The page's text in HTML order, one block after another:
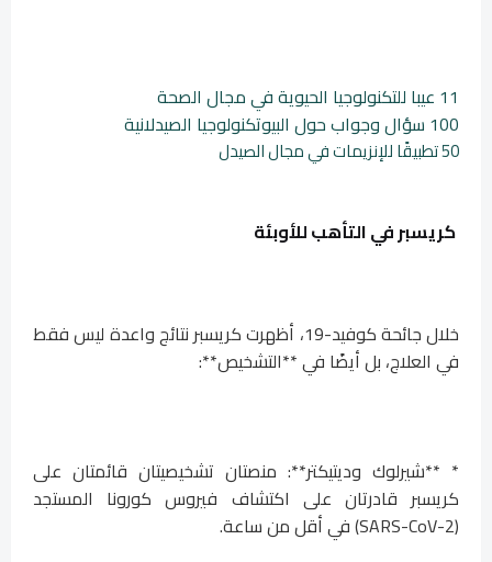
11 عيبا للتكنولوجيا الحيوية في مجال الصحة
100 سؤال وجواب حول البيوتكنولوجيا الصيدلانية
50 تطبيقًا للإنزيمات في مجال الصيدل
كريسبر في التأهب للأوبئة
خلال جائحة كوفيد-19، أظهرت كريسبر نتائج واعدة ليس فقط
في العلاج، بل أيضًا في **التشخيص**:
* **شيرلوك وديتيكتر**: منصتان تشخيصيتان قائمتان على
كريسبر قادرتان على اكتشاف فيروس كورونا المستجد
(SARS-CoV-2) في أقل من ساعة.